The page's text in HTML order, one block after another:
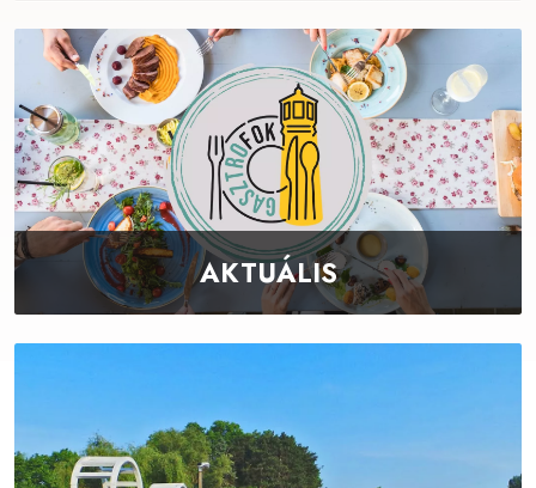
AKTUÁLIS